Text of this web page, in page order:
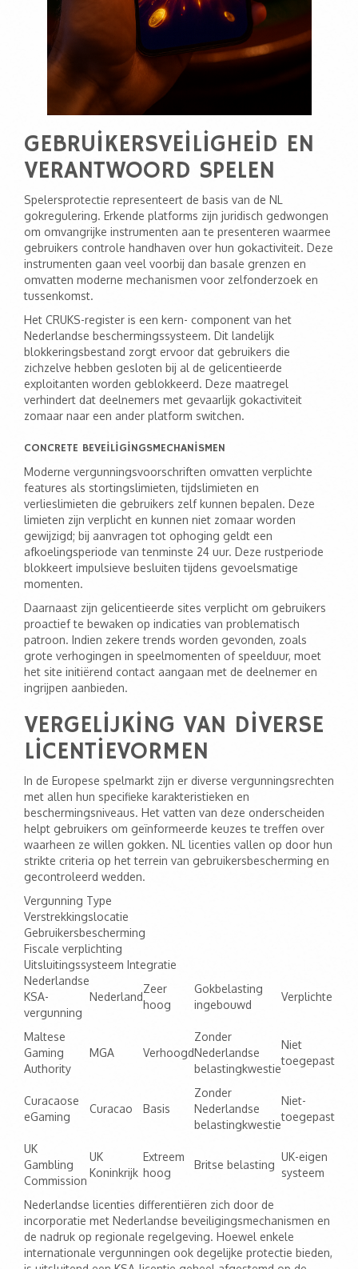
GEBRUIKERSVEILIGHEID EN
VERANTWOORD SPELEN
Spelersprotectie representeert de basis van de NL
gokregulering. Erkende platforms zijn juridisch gedwongen
om omvangrijke instrumenten aan te presenteren waarmee
gebruikers controle handhaven over hun gokactiviteit. Deze
instrumenten gaan veel voorbij dan basale grenzen en
omvatten moderne mechanismen voor zelfonderzoek en
tussenkomst.
Het CRUKS-register is een kern- component van het
Nederlandse beschermingssysteem. Dit landelijk
blokkeringsbestand zorgt ervoor dat gebruikers die
zichzelve hebben gesloten bij al de gelicentieerde
exploitanten worden geblokkeerd. Deze maatregel
verhindert dat deelnemers met gevaarlijk gokactiviteit
zomaar naar een ander platform switchen.
CONCRETE BEVEILIGINGSMECHANISMEN
Moderne vergunningsvoorschriften omvatten verplichte
features als stortingslimieten, tijdslimieten en
verlieslimieten die gebruikers zelf kunnen bepalen. Deze
limieten zijn verplicht en kunnen niet zomaar worden
gewijzigd; bij aanvragen tot ophoging geldt een
afkoelingsperiode van tenminste 24 uur. Deze rustperiode
blokkeert impulsieve besluiten tijdens gevoelsmatige
momenten.
Daarnaast zijn gelicentieerde sites verplicht om gebruikers
proactief te bewaken op indicaties van problematisch
patroon. Indien zekere trends worden gevonden, zoals
grote verhogingen in speelmomenten of speelduur, moet
het site initiërend contact aangaan met de deelnemer en
ingrijpen aanbieden.
VERGELIJKING VAN DIVERSE
LICENTIEVORMEN
In de Europese spelmarkt zijn er diverse vergunningsrechten
met allen hun specifieke karakteristieken en
beschermingsniveaus. Het vatten van deze onderscheiden
helpt gebruikers om geïnformeerde keuzes te treffen over
waarheen ze willen gokken. NL licenties vallen op door hun
strikte criteria op het terrein van gebruikersbescherming en
gecontroleerd wedden.
Vergunning Type
Verstrekkingslocatie
Gebruikersbescherming
Fiscale verplichting
Uitsluitingssysteem Integratie
Nederlandse
KSA-
vergunning
Nederland
Zeer
hoog
Gokbelasting
ingebouwd
Verplichte
Maltese
Gaming
Authority
MGA Verhoogd
Zonder
Nederlandse
belastingkwestie
Niet
toegepast
Curacaose
eGaming
Curacao Basis
Zonder
Nederlandse
belastingkwestie
Niet-
toegepast
UK
Gambling
Commission
UK
Koninkrijk
Extreem
hoog
Britse belasting
UK-eigen
systeem
Nederlandse licenties differentiëren zich door de
incorporatie met Nederlandse beveiligingsmechanismen en
de nadruk op regionale regelgeving. Hoewel enkele
internationale vergunningen ook degelijke protectie bieden,